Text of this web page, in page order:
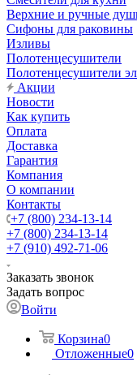
Верхние и ручные
Сифоны для раковины
Изливы
Полотенцесушители
Полотенцесушители
Акции
Новости
Как купить
Оплата
Доставка
Гарантия
Компания
О компании
Контакты
+7 (800) 234-13-14
+7 (800) 234-13-14
+7 (910) 492-71-06
Заказать звонок
Задать вопрос
Войти
Корзина0
Отложенные0